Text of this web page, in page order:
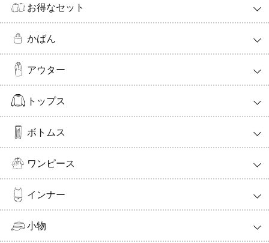
お得なセット
かばん
アウター
トップス
ボトムス
ワンピース
インナー
小物